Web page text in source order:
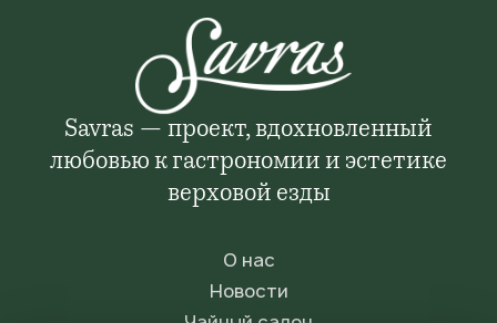
Savras — проект, вдохновленный
любовью к гастрономии и эстетике
верховой езды
О нас
Новости